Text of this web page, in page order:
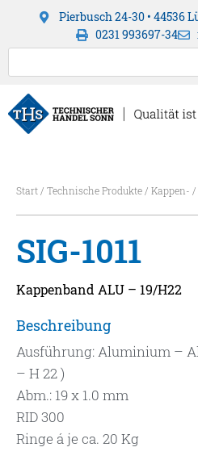
Pierbusch 24-30 • 44536
0231 993697-34
Start/ Technische Produkte/ Kappen-
SIG-1011
Kappenband ALU – 19/H22
Beschreibung
Ausführung: Aluminium –
– H 22 )
Abm.: 19 x 1.0 mm
RID 300
Ringe á je ca. 20 Kg